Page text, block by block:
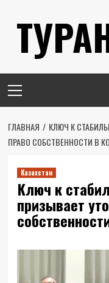
содержимому
меню
ГЛАВНАЯ
КЛЮЧ К
ПРАВО СОБСТВЕННОСТИ В
Казахстан
Ключ к
призывает